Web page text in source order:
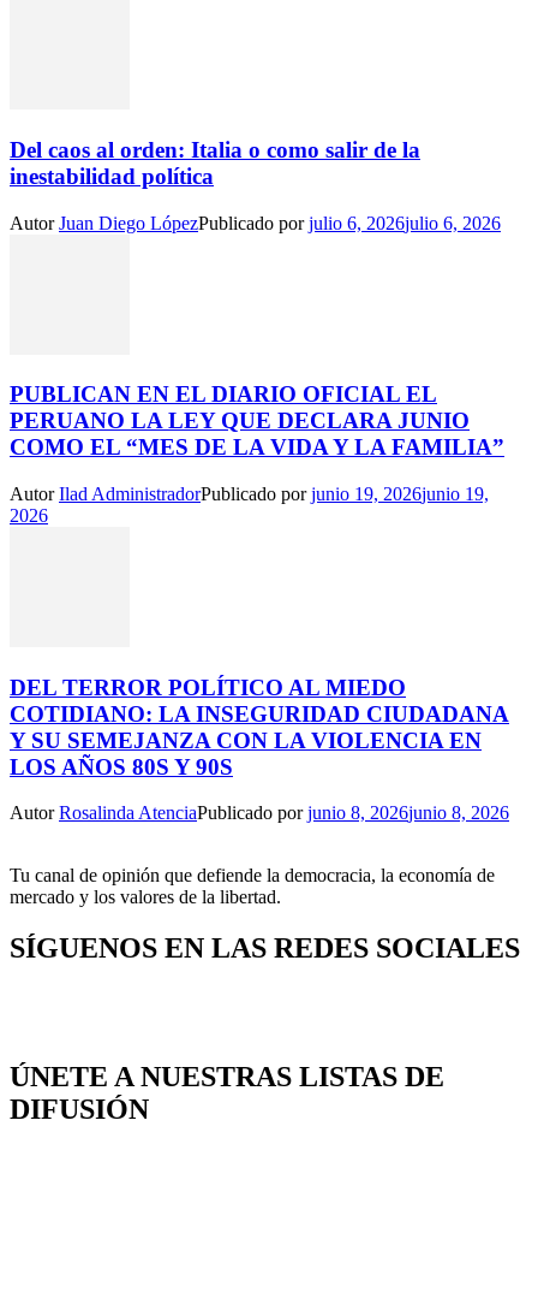
Del caos al orden: Italia o como salir de la
inestabilidad política
AutorJuan Diego LópezPublicado porjulio 6, 2026julio 6, 2026
PUBLICAN EN EL DIARIO OFICIAL EL
PERUANO LA LEY QUE DECLARA JUNIO
COMO EL “MES DE LA VIDA Y LA FAMILIA”
AutorIlad AdministradorPublicado porjunio 19, 2026junio 19,
2026
DEL TERROR POLÍTICO AL MIEDO
COTIDIANO: LA INSEGURIDAD CIUDADANA
Y SU SEMEJANZA CON LA VIOLENCIA EN
LOS AÑOS 80S Y 90S
AutorRosalinda AtenciaPublicado porjunio 8, 2026junio 8, 2026
Tu canal de opinión que defiende la democracia, la economía de
mercado y los valores de la libertad.
SÍGUENOS EN LAS REDES SOCIALES
ÚNETE A NUESTRAS LISTAS DE
DIFUSIÓN